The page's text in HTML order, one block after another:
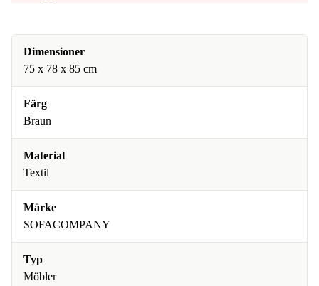
Dimensioner
75 x 78 x 85 cm
Färg
Braun
Material
Textil
Märke
SOFACOMPANY
Typ
Möbler